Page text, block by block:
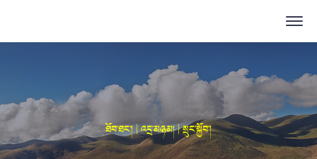
ཐོབ་ཐང་། | འདྲ་མཉམ། | སྲུང་སྐྱོབ་།